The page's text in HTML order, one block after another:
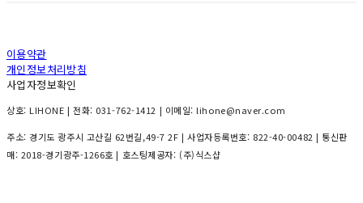
이용약관
개인정보처리방침
사업자정보확인
상호: LIHONE | 전화: 031-762-1412 | 이메일: lihone@naver.com
주소: 경기도 광주시 고산길 62번길,49-7 2F | 사업자등록번호: 822-40-00482 | 통신판
매: 2018-경기광주-1266호 | 호스팅제공자: (주)식스샵